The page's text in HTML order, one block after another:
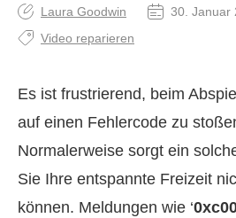
Laura Goodwin
30. Januar
Video reparieren
Es ist frustrierend, beim
auf einen Fehlercode zu
Normalerweise sorgt ein
Sie Ihre entspannte Freizeit
können. Meldungen wie ‘